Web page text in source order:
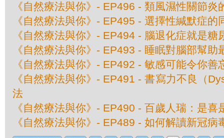
《自然療法與你》- EP496 - 類風濕性關節炎
《自然療法與你》- EP495 - 選擇性緘默症的
《自然療法與你》- EP494 - 腦退化症就是糖
《自然療法與你》- EP493 - 睡眠對腦部幫助
《自然療法與你》- EP492 - 敏感可能令你善
《自然療法與你》- EP491 - 書寫力不良（
法
《自然療法與你》- EP490 - 百歲人瑞：是喜
《自然療法與你》- EP489 - 如何解讀新冠病